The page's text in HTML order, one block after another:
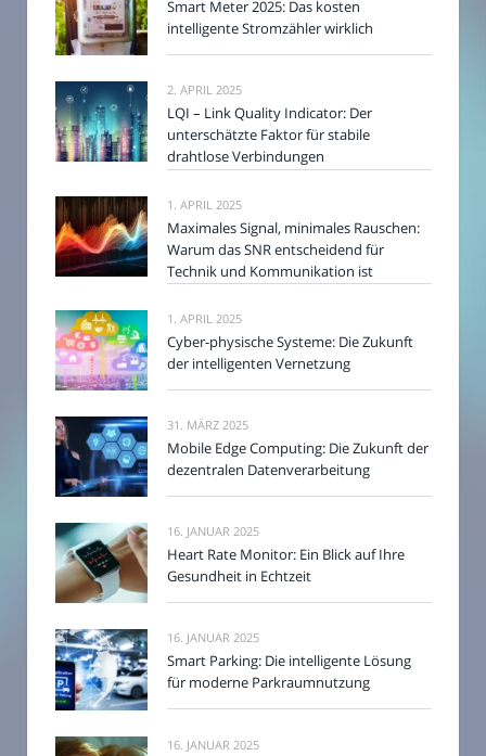
Smart Meter 2025: Das kosten
intelligente Stromzähler wirklich
2. APRIL 2025
LQI – Link Quality Indicator: Der
unterschätzte Faktor für stabile
drahtlose Verbindungen
1. APRIL 2025
Maximales Signal, minimales Rauschen:
Warum das SNR entscheidend für
Technik und Kommunikation ist
1. APRIL 2025
Cyber-physische Systeme: Die Zukunft
der intelligenten Vernetzung
31. MÄRZ 2025
Mobile Edge Computing: Die Zukunft der
dezentralen Datenverarbeitung
16. JANUAR 2025
Heart Rate Monitor: Ein Blick auf Ihre
Gesundheit in Echtzeit
16. JANUAR 2025
Smart Parking: Die intelligente Lösung
für moderne Parkraumnutzung
16. JANUAR 2025